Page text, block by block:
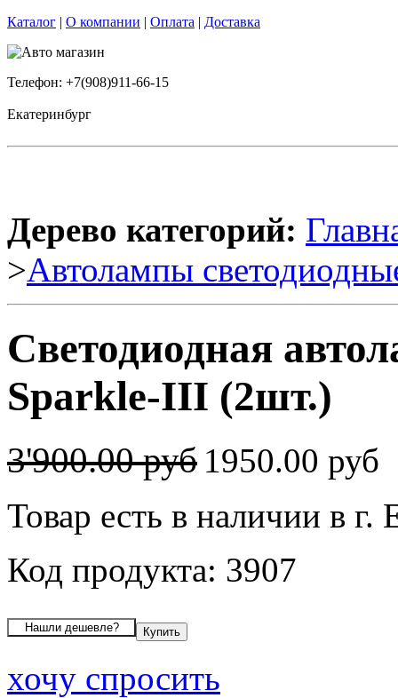
Каталог | О компании | Оплата | Доставка
Телефон: +7(908)911-66-15
Екатеринбург
Дерево категорий:
>Автолампы
Светодиодная
Sparkle-III (2шт.)
3'900.00 руб 1950.00 руб
Товар есть в наличии в г.
Код продукта: 3907
хочу спросить